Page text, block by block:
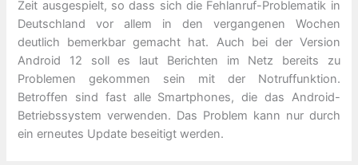
Zeit ausgespielt, so dass sich die Fehlanruf-Problematik in
Deutschland vor allem in den vergangenen Wochen
deutlich bemerkbar gemacht hat. Auch bei der Version
Android 12 soll es laut Berichten im Netz bereits zu
Problemen gekommen sein mit der Notruffunktion.
Betroffen sind fast alle Smartphones, die das Android-
Betriebssystem verwenden. Das Problem kann nur durch
ein erneutes Update beseitigt werden.